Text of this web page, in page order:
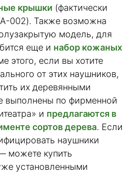
крышки (фактически
002). Также возможна
модель, для
еще и набор кожаных
этого, если вы хотите
от этих наушников,
их деревянными
выполнены по фирменной
и предлагаются в
сортов дерева. Если
наушники
можете купить
установленными